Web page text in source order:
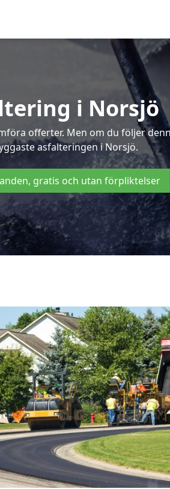
i Norsjö
offerter. Men om du följer
asfalteringen i Norsjö.
gratis och utan förpliktelser